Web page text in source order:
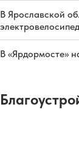
В Ярославской
электровелосипед
В «Ярдормосте»